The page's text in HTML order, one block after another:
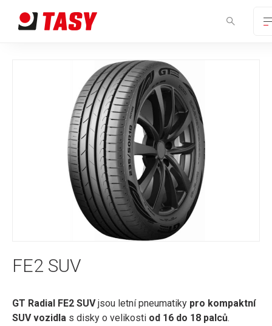
FE2 SUV
GT Radial FE2 SUVjsou letní pneumatiky pro kompaktní
SUV vozidla s disky o velikosti od 16 do 18 palců.